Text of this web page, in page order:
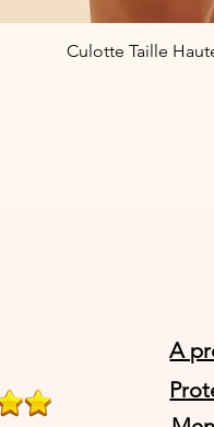
Culotte Taille
A